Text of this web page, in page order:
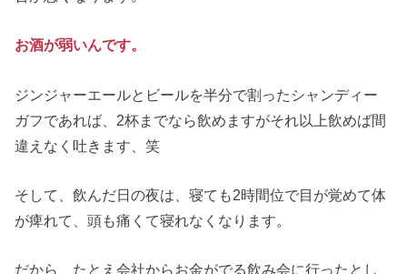
お酒が弱いんです。
ジンジャーエールとビールを半分で割ったシャンディー
ガフであれば、2杯までなら飲めますがそれ以上飲めば間
違えなく吐きます、笑
そして、飲んだ日の夜は、寝ても2時間位で目が覚めて体
が痺れて、頭も痛くて寝れなくなります。
だから、たとえ会社からお金がでる飲み会に行ったとし